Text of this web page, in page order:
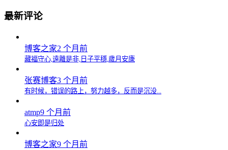
最新评论
博客之家2 个月前
藏福守心,遠離是非,日子平穩,歲月安康
张赛博客3 个月前
有时候，错误的路上，努力越多，反而是沉没...
atmp9 个月前
心安即是归处
博客之家9 个月前